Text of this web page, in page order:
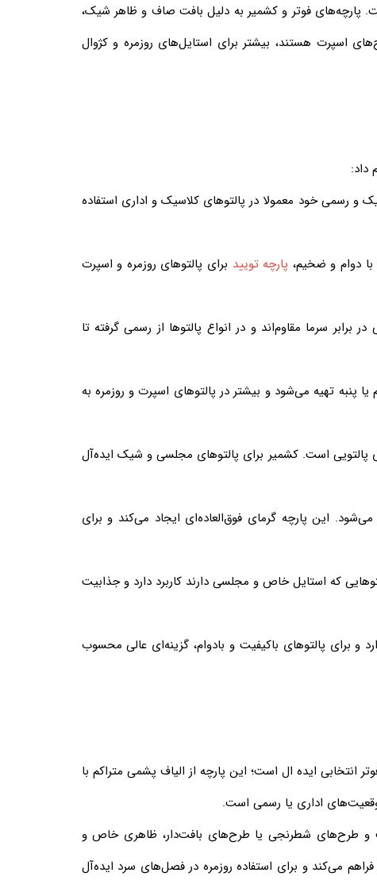
فوتر و کشمیر به دلیل بافت صاف و ظاهر شیک،
اسپرت هستند، بیشتر برای استایل‌های روزمره و کژوال
داد:
و رسمی خود معمولا در پالتوهای کلاسیک و اداری استفاده
دوام و ضخیم، پارچه تویید برای پالتوهای روزمره و اسپرت
سرما مقاوم‌اند و در انواع پالتوها از رسمی گرفته تا
یا پنبه تهیه می‌شود و بیشتر در پالتوهای اسپرت و روزمره به
پالتویی است. کشمیر برای پالتوهای مجلسی و شیک ایده‌آل
این پارچه گرمای فوق‌العاده‌ای ایجاد می‌کند و برای
که استایل خاص و مجلسی دارند کاربرد دارد و جذابیت
برای پالتوهای باکیفیت و بادوام، گزینه‌ای عالی محسوب
انتخابی ایده ال است؛ این پارچه از الیاف پشمی متراکم با
اداری یا رسمی است.
و طرح‌های شطرنجی یا طرح‌های بافت‌دار، ظاهری خاص و
می‌کند و برای استفاده روزمره در فصل‌های سرد ایده‌آل